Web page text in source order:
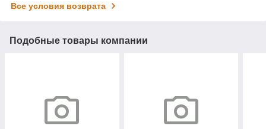
Все условия возврата
Подобные товары компании